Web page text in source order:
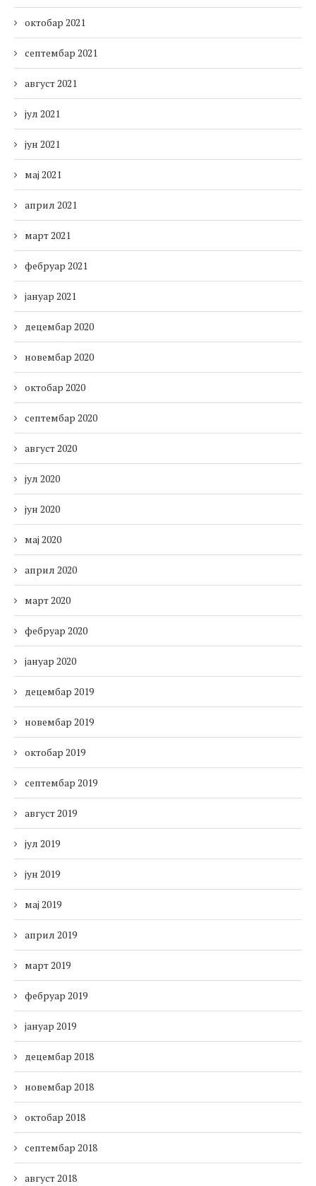
октобар 2021
септембар 2021
август 2021
јул 2021
јун 2021
мај 2021
април 2021
март 2021
фебруар 2021
јануар 2021
децембар 2020
новембар 2020
октобар 2020
септембар 2020
август 2020
јул 2020
јун 2020
мај 2020
април 2020
март 2020
фебруар 2020
јануар 2020
децембар 2019
новембар 2019
октобар 2019
септембар 2019
август 2019
јул 2019
јун 2019
мај 2019
април 2019
март 2019
фебруар 2019
јануар 2019
децембар 2018
новембар 2018
октобар 2018
септембар 2018
август 2018